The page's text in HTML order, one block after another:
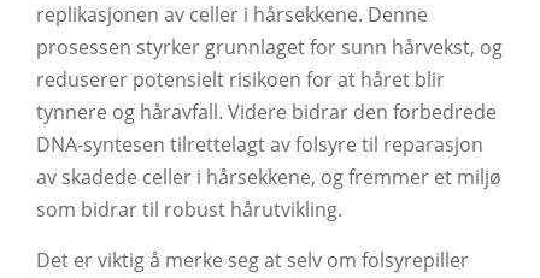
replikasjonen av celler i hårsekkene. Denne
prosessen styrker grunnlaget for sunn hårvekst, og
reduserer potensielt risikoen for at håret blir
tynnere og håravfall. Videre bidrar den forbedrede
DNA-syntesen tilrettelagt av folsyre til reparasjon
av skadede celler i hårsekkene, og fremmer et miljø
som bidrar til robust hårutvikling.
Det er viktig å merke seg at selv om folsyrepiller